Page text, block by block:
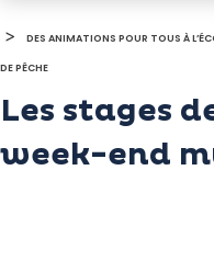
> DES ANIMATIONS POUR TOUS À
DE PÊCHE
Les stages
week-end